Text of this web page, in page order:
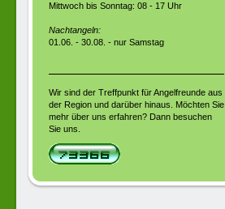
Mittwoch bis Sonntag: 08 - 17 Uhr
Nachtangeln:
01.06. - 30.08. - nur Samstag
Wir sind der Treffpunkt für Angelfreunde aus
der Region und darüber hinaus. Möchten Sie
mehr über uns erfahren? Dann besuchen
Sie uns.